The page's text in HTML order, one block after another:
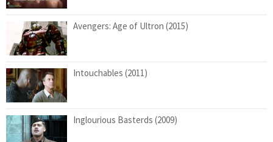
Avengers: Age of Ultron (2015)
Intouchables (2011)
Inglourious Basterds (2009)